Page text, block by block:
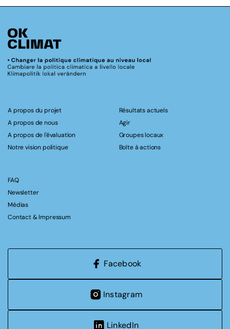
A propos du projet
A propos de nous
A propos de l'évaluation
Notre vision politique
Résultats actuels
Agir
Groupes locaux
Boîte à actions
FAQ
Newsletter
Médias
Contact & Impressum
Facebook
Instagram
LinkedIn